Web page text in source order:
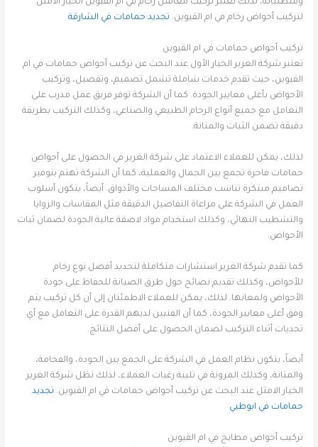
ومتطلباته، لذلك تعتبر تركيب مغاسل رخام في ام القيوين الخيار الامثل
لتركيب أحواض رخام في ام القيوين. تجديد حمامات في الشارقة
تركيب أحواض حمامات في ام القيوين
تعتبر شركة الغرير الخيار الأول عند البحث عن تركيب أحواض حمامات في ام
القيوين، حيث تقدم خدمات شاملة تشمل تصميم، وتفصيل، وتركيب
الأحواض بأعلى معايير الجودة. كما أن الشركة توفر فريق عمل مدرب على
التعامل مع جميع أنواع الرخام الطبيعي والصناعي، وكذلك التركيب بطريقة
دقيقة تضمن الثبات والمتانة.
لذلك، يمكن للعملاء الاعتماد على شركة الغرير في الحصول على أحواض
حمامات فاخرة تجمع بين الجمال والعملية، كما أن الشركة تهتم بتوفير
تصاميم مبتكرة تناسب مختلف المساحات والأذواق. أيضاً، يتكون أسلوب
العمل في الشركة على مراعاة التفاصيل الدقيقة مثل المقاسات والزوايا
والتشطيب النهائي، وكذلك استخدام مواد لاصقة عالية الجودة لضمان ثبات
الأحواض.
كما تقدم شركة الغرير استشارات متكاملة لتحديد أفضل نوع رخام
للأحواض، وكذلك تقديم نصائح حول طرق الصيانة للحفاظ على جودة
الأحواض ولمعانها. لذلك، يمكن للعملاء الاطمئنان إلى أن كل تركيب يتم
وفق أعلى معايير الجودة، كما أن الفنيين لديهم القدرة على التعامل مع أي
تحديات أثناء التركيب لضمان الحصول على أفضل النتائج.
أيضاً، يتكون نظام العمل في الشركة على الجمع بين الجودة، والفخامة،
والمتانة، وكذلك المرونة في تلبية رغبات العملاء، لذلك تظل شركة الغرير
الخيار الامثل عند البحث عن تركيب أحواض حمامات في ام القيوين. تجديد
حمامات في ابوظبي
تركيب أحواض مطابخ في ام القيوين